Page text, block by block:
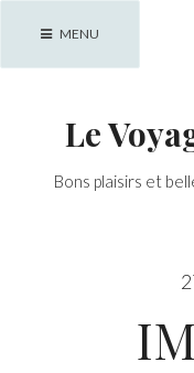
MENU
Le
Bons plaisirs et